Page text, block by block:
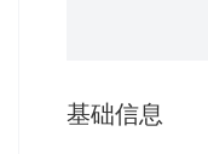
基础信息